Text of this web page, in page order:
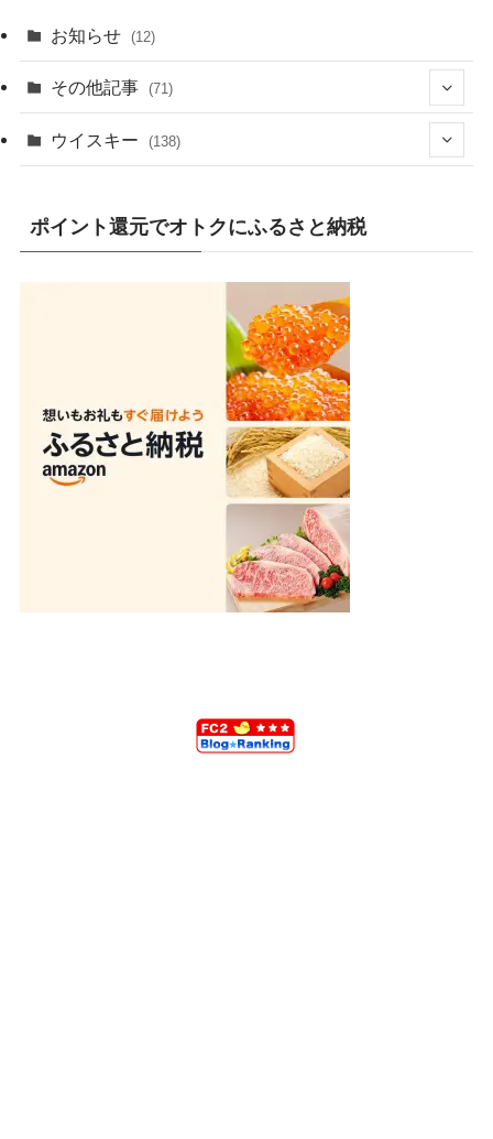
お知らせ (12)
その他記事 (71)
(7)
(10)
(8)
(5)
(19)
(9)
(10)
(2)
(4)
(4)
ウイスキー (138)
(1)
(4)
(19)
(1)
(13)
(3)
(1)
(2)
(47)
(14)
(9)
(5)
ポイント還元でオトクにふるさと納税